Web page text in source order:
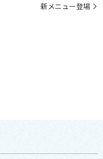
新メニュー登場